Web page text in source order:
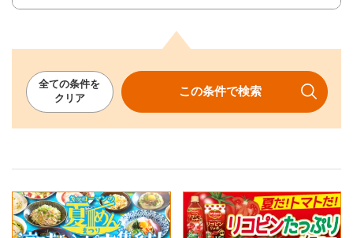
全ての条件を
クリア
この条件で検索